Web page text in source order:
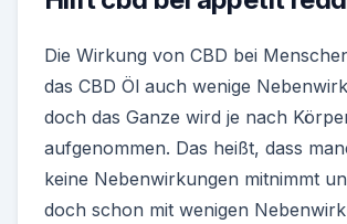
Die Wirkung von CBD bei
das CBD Öl auch wenige
doch das Ganze wird je nach
aufgenommen. Das heißt, dass
keine Nebenwirkungen mitnimmt
doch schon mit wenigen